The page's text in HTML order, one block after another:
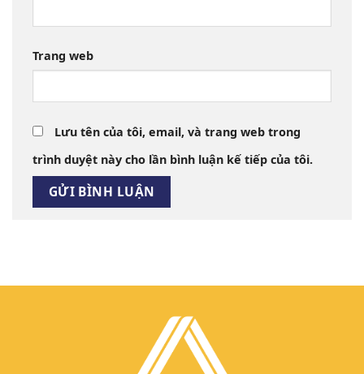
Trang web
Lưu tên của tôi, email, và trang web trong
trình duyệt này cho lần bình luận kế tiếp của tôi.